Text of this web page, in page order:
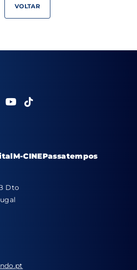
VOLTAR
M-CINEPassatempos
Dto